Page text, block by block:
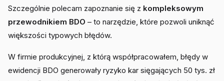
Szczególnie polecam zapoznanie się z kompleksowym
przewodnikiem BDO – to narzędzie, które pozwoli uniknąć
większości typowych błędów.
W firmie produkcyjnej, z którą współpracowałem, błędy w
ewidencji BDO generowały ryzyko kar sięgających 50 tys. zł